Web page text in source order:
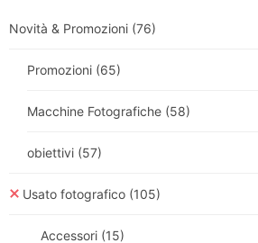
Novità & Promozioni (76)
Promozioni (65)
Macchine Fotografiche (58)
obiettivi (57)
Usato fotografico (105)
Accessori (15)